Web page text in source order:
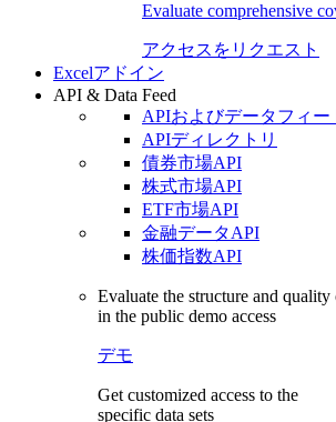
Evaluate comprehensive
アクセスをリクエスト
Excelアドイン
API & Data Feed
APIおよびデータフィー
APIディレクトリ
債券市場API
株式市場API
ETF市場API
金融データAPI
株価指数API
Evaluate the structure and quality
in the public demo access
デモ
Get customized access to the
specific data sets